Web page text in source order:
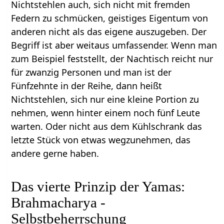
Nichtstehlen auch, sich nicht mit fremden
Federn zu schmücken, geistiges Eigentum von
anderen nicht als das eigene auszugeben. Der
Begriff ist aber weitaus umfassender. Wenn man
zum Beispiel feststellt, der Nachtisch reicht nur
für zwanzig Personen und man ist der
Fünfzehnte in der Reihe, dann heißt
Nichtstehlen, sich nur eine kleine Portion zu
nehmen, wenn hinter einem noch fünf Leute
warten. Oder nicht aus dem Kühlschrank das
letzte Stück von etwas wegzunehmen, das
andere gerne haben.
Das vierte Prinzip der Yamas:
Brahmacharya -
Selbstbeherrschung